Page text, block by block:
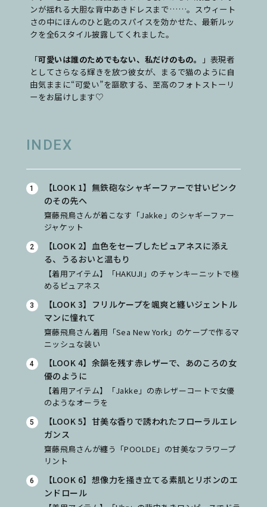
ンが揺れる大胆な背中あきドレスまで……。スウィート
さの中にほんのひと匙のスパイスを効かせた、最新ルッ
クを全6スタイル披露してくれました。
「可愛いは誰のためでもない、私だけのもの。 」 表現者
としてさらなる輝きを放つ彼女が、まるで猫のように自
由気ままに“可愛い”を謳歌する、至高のフォトストーリ
ーをお届けします♡
INDEX
【LOOK 1】無鉄砲なシャギーファーで甘いピンク
のその先へ
齋藤飛鳥さんが着こなす「Jakke」のシャギーファー
ジャケット
【LOOK 2】血色をセーブしたピュアネスに添え
る、うるおいと温もり
【着用アイテム】「HAKUJI」のチャンキーニットで極
めるピュアネス
【LOOK 3】フリルケープを颯爽と纏いジェントル
マンに憧れて
齋藤飛鳥さん着用「Sea New York」のケープで作るマ
ニッシュな装い
【LOOK 4】余韻を残す赤レザーで、あのころの女
優のように
【着用アイテム】「Jakke」の赤レザーコートで女優
のようなオーラを
【LOOK 5】甘美な香りで誘われたフローラルエレ
ガンス
齋藤飛鳥さんが纏う「POOLDE」の甘美なフラワープ
リント
【LOOK 6】想像力を掻き立てる素肌とリボンのエ
ンドロール